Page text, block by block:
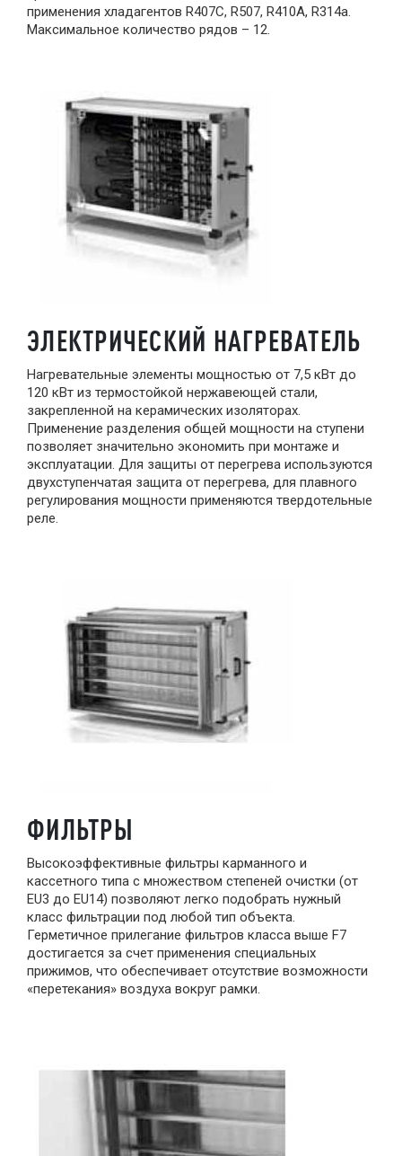
применения хладагентов R407C, R507, R410A, R314a.
Максимальное количество рядов – 12.
ЭЛЕКТРИЧЕСКИЙ НАГРЕВАТЕЛЬ
Нагревательные элементы мощностью от 7,5 кВт до
120 кВт из термостойкой нержавеющей стали,
закрепленной на керамических изоляторах.
Применение разделения общей мощности на ступени
позволяет значительно экономить при монтаже и
эксплуатации. Для защиты от перегрева используются
двухступенчатая защита от перегрева, для плавного
регулирования мощности применяются твердотельные
реле.
ФИЛЬТРЫ
Высокоэффективные фильтры карманного и
кассетного типа с множеством степеней очистки (от
EU3 до EU14) позволяют легко подобрать нужный
класс фильтрации под любой тип объекта.
Герметичное прилегание фильтров класса выше F7
достигается за счет применения специальных
прижимов, что обеспечивает отсутствие возможности
«перетекания» воздуха вокруг рамки.